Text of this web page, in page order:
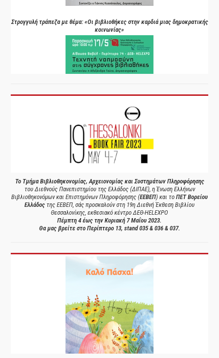
Στρογγυλή τράπεζα με θέμα: «Οι βιβλιοθήκες στην καρδιά μιας δημοκρατικής
κοινωνίας»
Το Τμήμα Βιβλιοθηκονομίας, Αρχειονομίας και Συστημάτων Πληροφόρησης
του Διεθνούς Πανεπιστημίου της Ελλάδος (ΔΙΠΑΕ), η Ένωση Ελλήνων
Βιβλιοθηκονόμων και Επιστημόνων Πληροφόρησης (ΕΕΒΕΠ) και το ΠΕΤ Βορείου
Ελλάδος της ΕΕΒΕΠ, σάς προσκαλούν στη 19η Διεθνή Έκθεση Βιβλίου
Θεσσαλονίκης, εκθεσιακό κέντρο ΔΕΘ-HELEXPO
Πέμπτη 4 έως την Κυριακή 7 Μαΐου 2023.
Θα μας βρείτε στο Περίπτερο 13, stand 035 & 036 & 037.